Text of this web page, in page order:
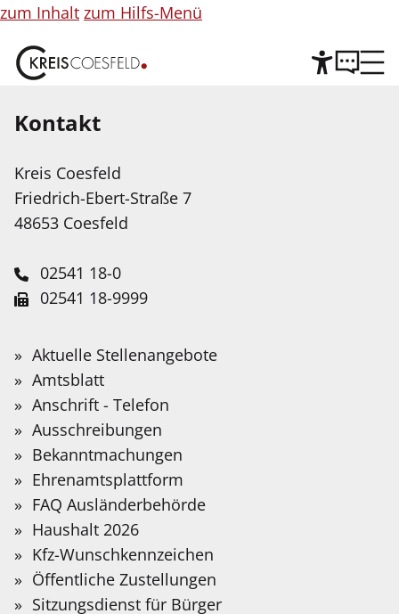
zum Inhalt zum Hilfs-Menü
Copyright
©
Service-Portal
Beflaggung für Mayors for
Peace
Meldung
vom:
08.07.2026
Hilfe
Leichte Sprache
Wir stellen Inhalte unserer Web-Seite in Leichter
Hilfe Künstlicher Intelligenz weiter ausgebaut.
Gebärdensprache
Auf der folgenden Seite stellen wir Informationen
in Deutscher Gebärdensprache bereit, die mit
Hilfe Künstlicher Intelligenz übersetzt wurden.
Gebärdensprache
Kontakt
Kreis Coesfeld
Friedrich-Ebert-Straße 7
48653 Coesfeld
02541 18-0
02541 18-9999
info@kreis-coesfeld.de
Kontaktformular
Suche
Wonach
suchen
Sie?
Bitte
Suchbegriff
eingeben.
Aktuelle Stellenangebote
Amtsblatt
Anschrift - Telefon
Ausschreibungen
Bekanntmachungen
Ehrenamtsplattform
FAQ Ausländerbehörde
Haushalt 2026
Kfz-Wunschkennzeichen
Öffentliche Zustellungen
Sitzungsdienst für Bürger